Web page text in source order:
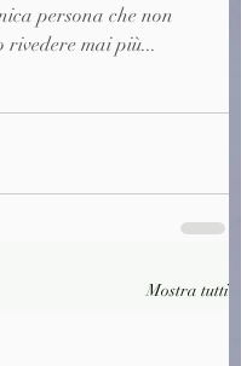
persona che non
rivedere mai più...
Mostra tutti